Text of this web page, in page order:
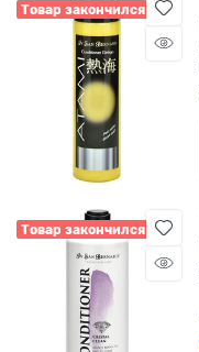
Товар закончился
Товар закончился